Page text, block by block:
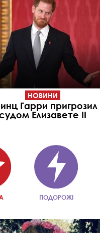
НОВИНИ
Гарри пригрозил
Елизавете II
ПОДОРОЖІ